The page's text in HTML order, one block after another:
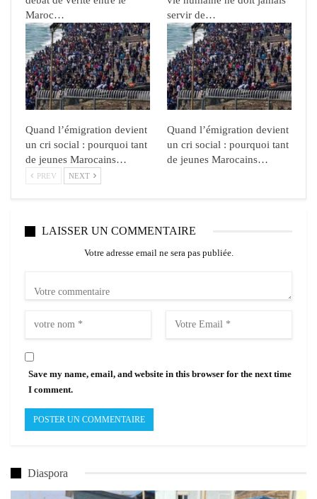
Maroc…
servir de…
Quand l’émigration devient
un cri social : pourquoi tant
de jeunes Marocains…
Quand l’émigration devient
un cri social : pourquoi tant
de jeunes Marocains…
PREV NEXT
LAISSER UN COMMENTAIRE
Votre adresse email ne sera pas publiée.
Save my name, email, and website in this browser for the next time
I comment.
Diaspora